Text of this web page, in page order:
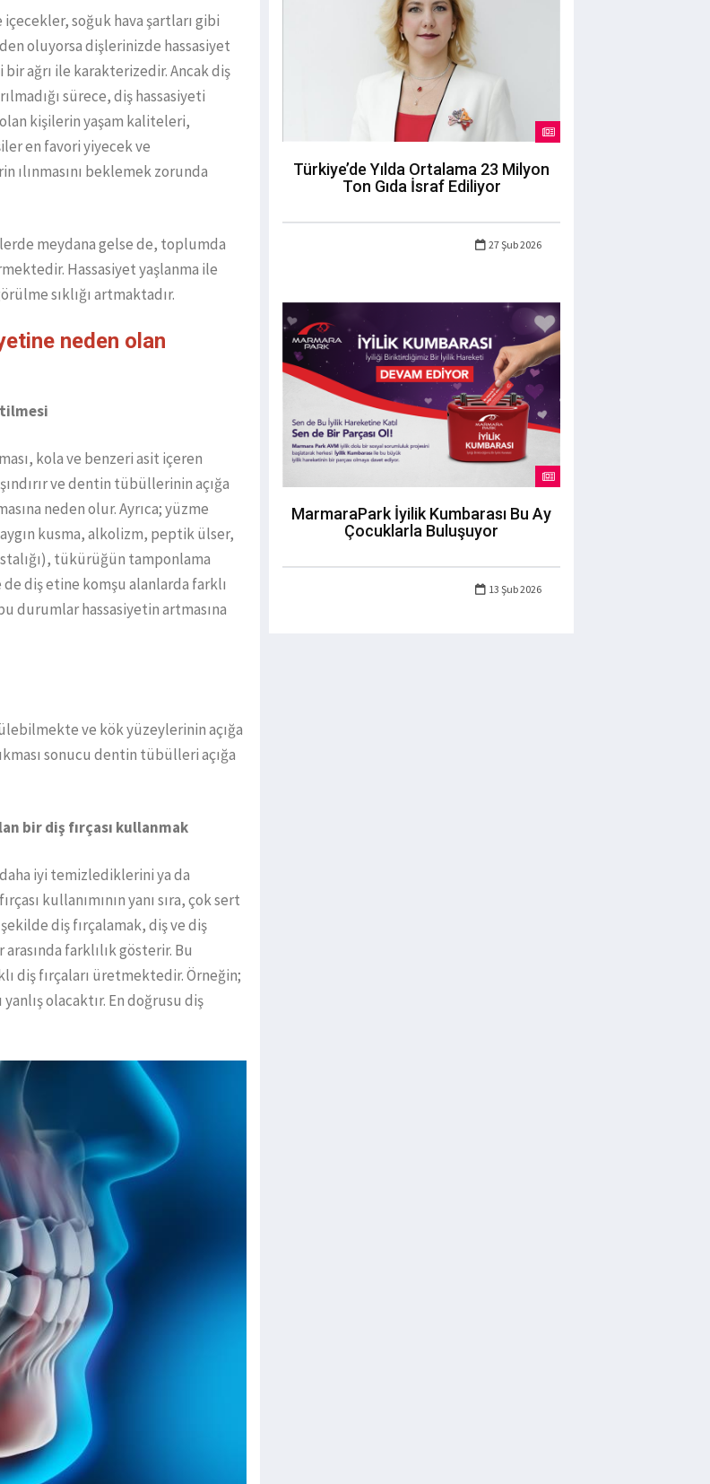
soğuk hava şartları gibi
oluyorsa dişlerinizde hassasiyet
bir ağrı ile karakterizedir. Ancak diş
sürece, diş hassasiyeti
kişilerin yaşam kaliteleri,
en favori yiyecek ve
beklemek zorunda
meydana gelse de, toplumda
Hassasiyet yaşlanma ile
sıklığı artmaktadır.
neden olan
kola ve benzeri asit içeren
ve dentin tübüllerinin açığa
neden olur. Ayrıca; yüzme
kusma, alkolizm, peptik ülser,
tükürüğün tamponlama
diş etine komşu alanlarda farklı
durumlar hassasiyetin artmasına
ve kök yüzeylerinin açığa
sonucu dentin tübülleri açığa
bir diş fırçası kullanmak
iyi temizlediklerini ya da
kullanımının yanı sıra, çok sert
diş fırçalamak, diş ve diş
farklılık gösterir. Bu
diş fırçaları üretmektedir. Örneğin;
olacaktır. En doğrusu diş
Türkiye’de Yılda Ortalama 23 Milyon
Ton Gıda İsraf Ediliyor
27 Şub 2026
MarmaraPark İyilik Kumbarası Bu Ay
Çocuklarla Buluşuyor
13 Şub 2026